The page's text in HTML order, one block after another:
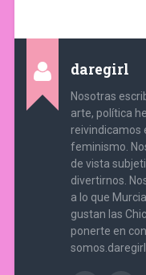
daregirl
Nosotras
arte, política
reivindicamos
feminismo.
de vista
divertirnos.
a lo que
gustan las
ponerte en